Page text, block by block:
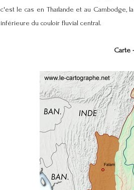
c'est le cas en Thaïlande et au Cambodge,
inférieure du couloir fluvial central.
Carte